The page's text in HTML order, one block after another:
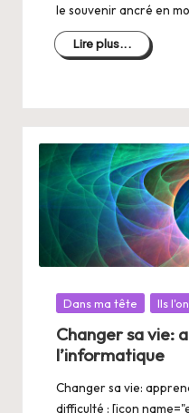
le souvenir ancré en
Lire plus...
Posté
Dans ma tête Ils
Changer sa vie:
l’informatique
Changer sa vie:
difficulté : [icon